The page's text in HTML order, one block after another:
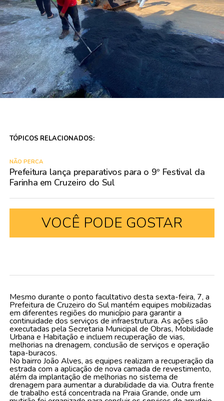
TÓPICOS RELACIONADOS:
NÃO PERCA
Prefeitura lança preparativos para o 9º Festival da
Farinha em Cruzeiro do Sul
VOCÊ PODE GOSTAR
Mesmo durante o ponto facultativo desta sexta-feira, 7, a
Prefeitura de Cruzeiro do Sul mantém equipes mobilizadas
em diferentes regiões do município para garantir a
continuidade dos serviços de infraestrutura. As ações são
executadas pela Secretaria Municipal de Obras, Mobilidade
Urbana e Habitação e incluem recuperação de vias,
melhorias na drenagem, conclusão de serviços e operação
tapa-buracos.
No bairro João Alves, as equipes realizam a recuperação da
estrada com a aplicação de nova camada de revestimento,
além da implantação de melhorias no sistema de
drenagem para aumentar a durabilidade da via. Outra frente
de trabalho está concentrada na Praia Grande, onde um